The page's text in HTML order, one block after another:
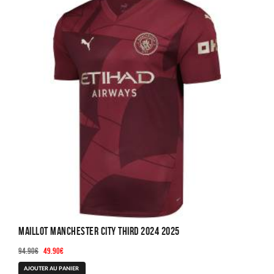
Maillot Manchester City Third 2024 2025
94.90€ Le
prix
49.90€Le
prix
AJOUTER AU PANIER